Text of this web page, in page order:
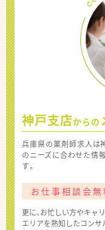
神戸支店からの
兵庫県の薬剤師求人は
のニーズに合わせた情
す。
お仕事相談会無
更に、お忙しい方やキャ
エリアを熟知したコンサ